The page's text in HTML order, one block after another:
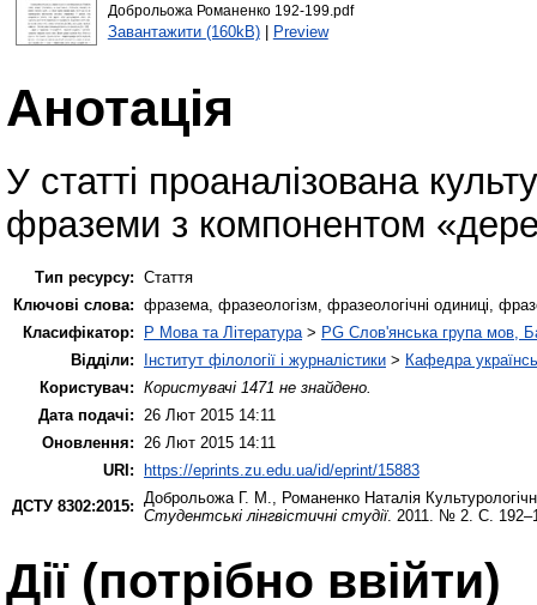
Доброльожа Романенко 192-199.pdf
Завантажити (160kB)| Preview
Анотація
У статті проаналізована
фраземи з компонентом
Тип ресурсу: Стаття
Ключові слова: фразема, фразеологізм, фразеологічні одиниці,
Класифікатор:
P Мова та Література > PG Слов'янська група мов,
Відділи:
Інститут філології і журналістики > Кафедра
Користувач: Користувачі 1471 не знайдено.
Дата подачі:
26 Лют 2015 14:11
Оновлення:
26 Лют 2015 14:11
URI: https://eprints.zu.edu.ua/id/eprint/15883
ДСТУ 8302:2015:
Доброльожа Г. М. Романенко Наталія
Студентські лінгвістичні студії. 2011. № 2. С.
Дії ​​(потрібно ввійти)